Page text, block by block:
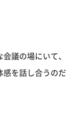
議の場にいて、
を話し合うのだ